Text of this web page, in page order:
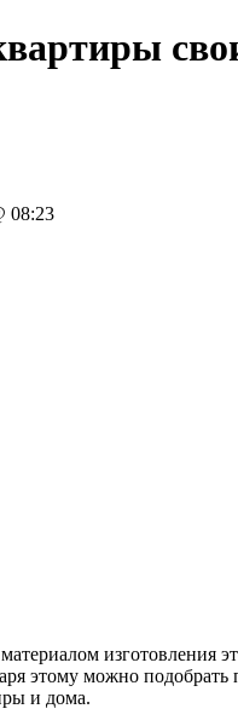
08:23
изготовления
этому можно
и дома.